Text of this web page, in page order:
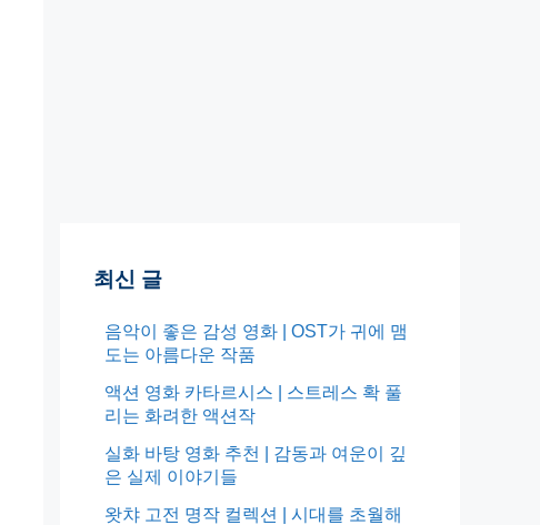
최신 글
음악이 좋은 감성 영화 | OST가 귀에 맴
도는 아름다운 작품
액션 영화 카타르시스 | 스트레스 확 풀
리는 화려한 액션작
실화 바탕 영화 추천 | 감동과 여운이 깊
은 실제 이야기들
왓챠 고전 명작 컬렉션 | 시대를 초월해